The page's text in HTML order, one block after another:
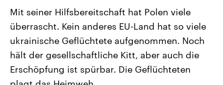
Landtagswahl Sachsen-Anhalt
2026
Alle Informationen
Sachsen-Anhalt wählt am 6.
September 2026 einen neuen
Landtag. Seit 2021 wird das
Bundesland von einer Koalition aus
Aktuelle Beiträge,
Hintergründe
Wirtschaftlich und
gehören die Vereinigten
den mächtigsten Ländern
Mit seiner Hilfsbereitschaft hat Polen viele
überrascht. Kein anderes EU-Land hat so viele
ukrainische Geflüchtete aufgenommen. Noch
hält der gesellschaftliche Kitt, aber auch die
Erschöpfung ist spürbar. Die Geflüchteten